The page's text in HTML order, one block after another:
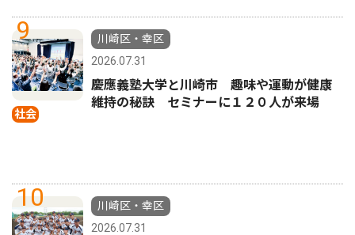
9
社会
川崎区・幸区
2026.07.31
慶應義塾大学と川崎市 趣味や運動が健康
維持の秘訣 セミナーに１２０人が来場
10
川崎区・幸区
2026.07.31